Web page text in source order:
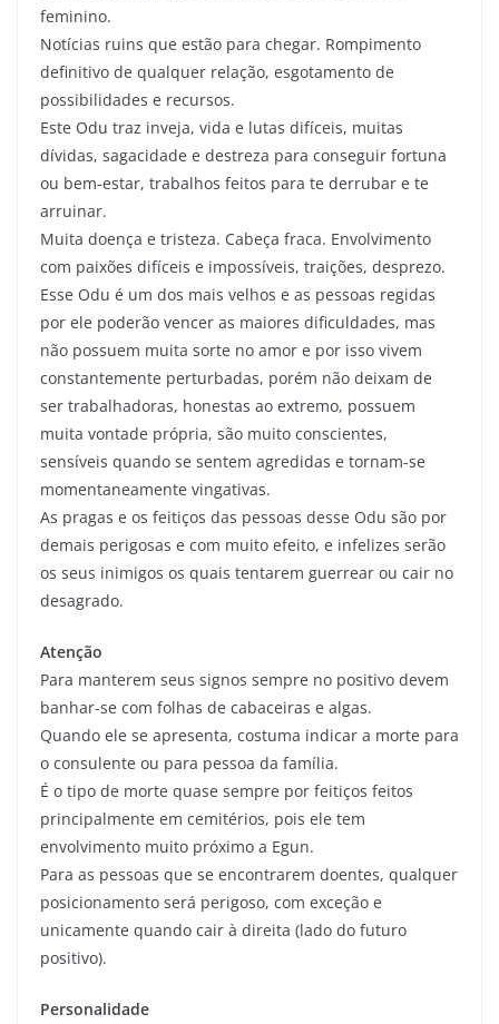
feminino.
Notícias ruins que estão para chegar. Rompimento
definitivo de qualquer relação, esgotamento de
possibilidades e recursos.
Este Odu traz inveja, vida e lutas difíceis, muitas
dívidas, sagacidade e destreza para conseguir fortuna
ou bem-estar, trabalhos feitos para te derrubar e te
arruinar.
Muita doença e tristeza. Cabeça fraca. Envolvimento
com paixões difíceis e impossíveis, traições, desprezo.
Esse Odu é um dos mais velhos e as pessoas regidas
por ele poderão vencer as maiores dificuldades, mas
não possuem muita sorte no amor e por isso vivem
constantemente perturbadas, porém não deixam de
ser trabalhadoras, honestas ao extremo, possuem
muita vontade própria, são muito conscientes,
sensíveis quando se sentem agredidas e tornam-se
momentaneamente vingativas.
As pragas e os feitiços das pessoas desse Odu são por
demais perigosas e com muito efeito, e infelizes serão
os seus inimigos os quais tentarem guerrear ou cair no
desagrado.
Atenção
Para manterem seus signos sempre no positivo devem
banhar-se com folhas de cabaceiras e algas.
Quando ele se apresenta, costuma indicar a morte para
o consulente ou para pessoa da família.
É o tipo de morte quase sempre por feitiços feitos
principalmente em cemitérios, pois ele tem
envolvimento muito próximo a Egun.
Para as pessoas que se encontrarem doentes, qualquer
posicionamento será perigoso, com exceção e
unicamente quando cair à direita (lado do futuro
positivo).
Personalidade